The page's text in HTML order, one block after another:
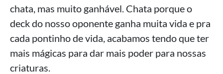
chata, mas muito ganhável. Chata porque o
deck do nosso oponente ganha muita vida e pra
cada pontinho de vida, acabamos tendo que ter
mais mágicas para dar mais poder para nossas
criaturas.